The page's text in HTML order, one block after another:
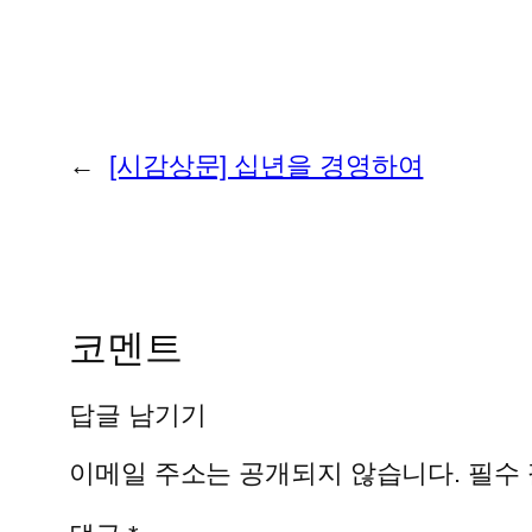
← [시감상문] 십년을 경영하여
코멘트
답글 남기기
이메일 주소는 공개되지 않습니다. 필수